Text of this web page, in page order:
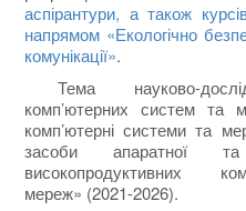
аспірантури, а також
напрямом «Екологічно
комунікації».
Тема науково-
комп’ютерних систем та
комп’ютерні системи та
засоби апаратної та
високопродуктивних
мереж» (2021-2026).